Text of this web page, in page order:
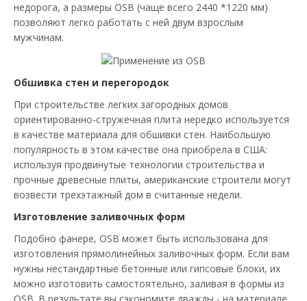
недорога, а размеры OSB (чаще всего 2440 *1220 мм)
позволяют легко работать с ней двум взрослым
мужчинам.
Обшивка стен и перегородок
При строительстве легких загородных домов
ориентированно-стружечная плита нередко используется
в качестве материала для обшивки стен. Наибольшую
популярность в этом качестве она приобрела в США:
используя продвинутые технологии строительства и
прочные древесные плиты, американские строители могут
возвести трехэтажный дом в считанные недели.
Изготовление заливочных форм
Подобно фанере, OSB может быть использована для
изготовления прямолинейных заливочных форм. Если вам
нужны нестандартные бетонные или гипсовые блоки, их
можно изготовить самостоятельно, заливая в формы из
OSB. В результате вы сэкономите дважды - на материале